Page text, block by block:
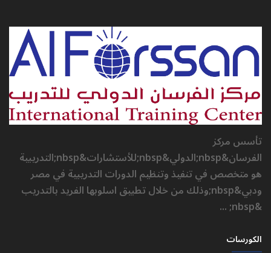
تأسس مركز
الفرسان&nbsp;الدولي&nbsp;للأستشارات&nbsp;التدريبية
هو متخصص في تنفيذ وتنظيم الدورات التدريبية في مصر
ودبي&nbsp;وذلك من خلال تطبيق اسلوبها الفريد بالتدريب
&nbsp; ...
الكورسات